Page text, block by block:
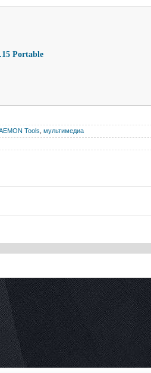
Portable
Tools мультимедиа